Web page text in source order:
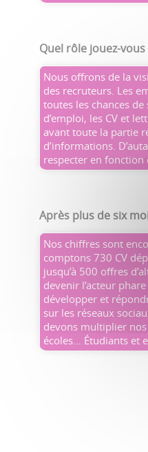
Quel rôle jouez-
Nous offrons de la
des recruteurs. Les
toutes les chances
d’emploi, les CV et
avant toute la partie
d’informations.
respecter en fonction
Après plus de six
Nos chiffres sont
comptons 730 CV
jusqu’à 500 offres
devenir l’acteur
développer et
sur les réseaux
devons multiplier nos
écoles… Étudiants et